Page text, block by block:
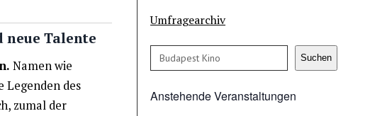
neue Talente
Namen wie
Legenden des
zumal der
Umfragearchiv
Suchen Suchen
Anstehende Veranstaltungen